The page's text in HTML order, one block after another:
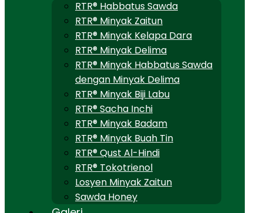
RTR® Habbatus Sawda
RTR® Minyak Zaitun
RTR® Minyak Kelapa Dara
RTR® Minyak Delima
RTR® Minyak Habbatus Sawda
dengan Minyak Delima
RTR® Minyak Biji Labu
RTR® Sacha Inchi
RTR® Minyak Badam
RTR® Minyak Buah Tin
RTR® Qust Al-Hindi
RTR® Tokotrienol
Losyen Minyak Zaitun
Sawda Honey